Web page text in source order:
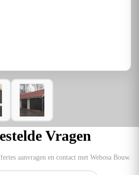
Vragen
aanvragen en contact met Webosa Bouw.